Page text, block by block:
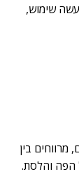
שימוש,
מרווחים בין
הפה והלסת.